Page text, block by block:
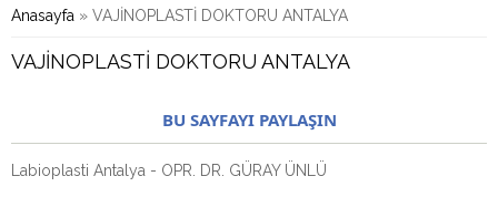
Buradasınız
Anasayfa » VAJİNOPLASTİ DOKTORU ANTALYA
VAJİNOPLASTİ DOKTORU ANTALYA
BU SAYFAYI PAYLAŞIN
Labioplasti Antalya - OPR. DR. GÜRAY ÜNLÜ